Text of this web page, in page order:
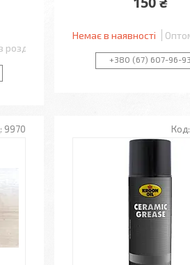
роздріб
Немає в наявності
+380 (67) 607-96-93
9970